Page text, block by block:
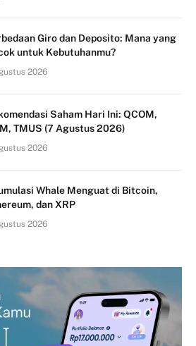
Giro dan Deposito: Mana yang
untuk Kebutuhanmu?
2026
Saham Hari Ini: QCOM,
TMUS (7 Agustus 2026)
2026
Whale Menguat di Bitcoin,
dan XRP
2026